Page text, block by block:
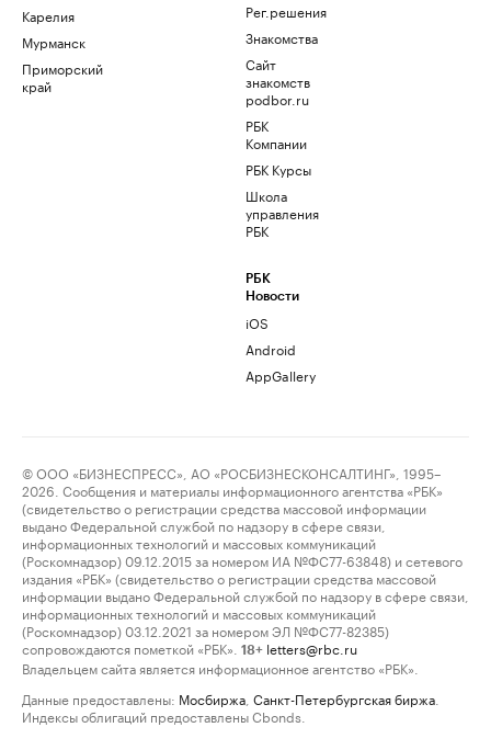
Карелия
Мурманск
Приморский
край
Рег.решения
Знакомства
Сайт
знакомств
podbor.ru
РБК
Компании
РБК Курсы
Школа
управления
РБК
РБК
Новости
iOS
Android
AppGallery
© ООО «БИЗНЕСПРЕСС», АО «РОСБИЗНЕСКОНСАЛТИНГ», 1995–
2026. Сообщения и материалы информационного агентства «РБК»
(свидетельство о регистрации средства массовой информации
выдано Федеральной службой по надзору в сфере связи,
информационных технологий и массовых коммуникаций
(Роскомнадзор) 09.12.2015 за номером ИА №ФС77-63848) и сетевого
издания «РБК» (свидетельство о регистрации средства массовой
информации выдано Федеральной службой по надзору в сфере связи,
информационных технологий и массовых коммуникаций
(Роскомнадзор) 03.12.2021 за номером ЭЛ №ФС77-82385)
сопровождаются пометкой «РБК».
18+ letters@rbc.ru
Владельцем сайта является информационное агентство «РБК».
Данные предоставлены: Мосбиржа Санкт-Петербургская биржа
Индексы облигаций предоставлены Cbonds.